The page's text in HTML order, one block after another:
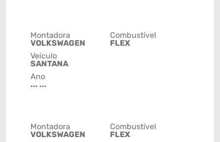
Montadora
VOLKSWAGEN
Veículo
SANTANA
Ano
... ...
Combustível
FLEX
Montadora
VOLKSWAGEN
Combustível
FLEX